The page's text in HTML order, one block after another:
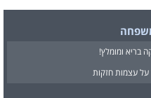
בריא ומומלץ!
על עצמות חזקות